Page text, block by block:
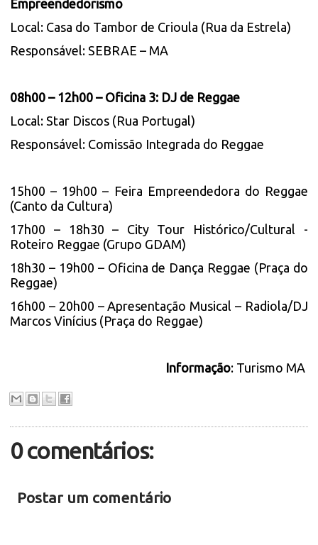
Empreendedorismo
Local: Casa do Tambor de Crioula (Rua da Estrela)
Responsável: SEBRAE – MA
08h00 – 12h00 – Oficina 3: DJ de Reggae
Local: Star Discos (Rua Portugal)
Responsável: Comissão Integrada do Reggae
15h00 – 19h00 – Feira Empreendedora do Reggae
(Canto da Cultura)
17h00 – 18h30 – City Tour Histórico/Cultural -
Roteiro Reggae (Grupo GDAM)
18h30 – 19h00 – Oficina de Dança Reggae (Praça do
Reggae)
16h00 – 20h00 – Apresentação Musical – Radiola/DJ
Marcos Vinícius (Praça do Reggae)
Informação: Turismo MA
0 comentários:
Postar um comentário